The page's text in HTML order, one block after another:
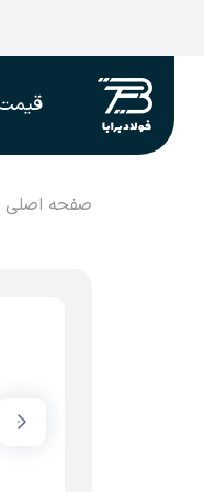
صفحه اصلی